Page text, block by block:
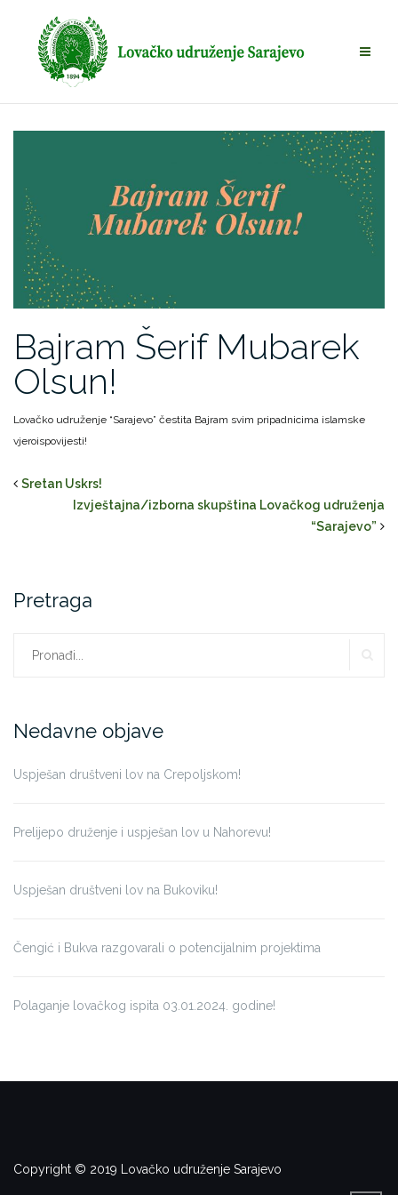
content
Bajram Šerif Mubarek
Olsun!
Lovačko udruženje “Sarajevo” čestita Bajram svim pripadnicima islamske
vjeroispovijesti!
Sretan Uskrs!
Izvještajna/izborna skupština Lovačkog udruženja
“Sarajevo”
Pretraga
Traži:
Nedavne objave
Uspješan društveni lov na Crepoljskom!
Prelijepo druženje i uspješan lov u Nahorevu!
Uspješan društveni lov na Bukoviku!
Čengić i Bukva razgovarali o potencijalnim projektima
Polaganje lovačkog ispita 03.01.2024. godine!
Copyright © 2019 Lovačko udruženje Sarajevo